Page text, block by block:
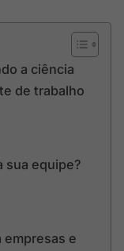
a ciência
de trabalho
sua equipe?
empresas e